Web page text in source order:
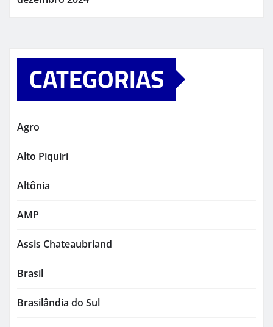
CATEGORIAS
Agro
Alto Piquiri
Altônia
AMP
Assis Chateaubriand
Brasil
Brasilândia do Sul